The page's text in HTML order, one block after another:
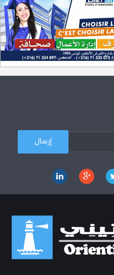
L'Université Arabe des Sciences : Avis à tous